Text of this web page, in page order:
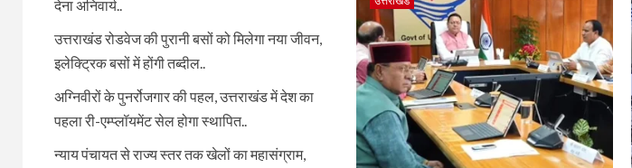
देना अनिवार्य..
उत्तराखंड रोडवेज की पुरानी बसों को मिलेगा नया जीवन,
इलेक्ट्रिक बसों में होंगी तब्दील..
अग्निवीरों के पुनर्रोजगार की पहल, उत्तराखंड में देश का
पहला री-एम्प्लॉयमेंट सेल होगा स्थापित..
न्याय पंचायत से राज्य स्तर तक खेलों का महासंग्राम,